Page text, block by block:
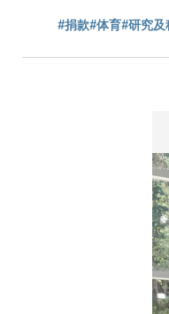
包#捐款#体育#研究及